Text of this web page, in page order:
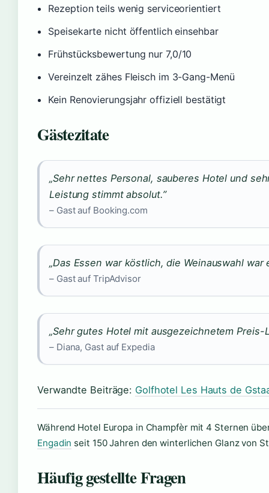
Rezeption teils wenig serviceorientiert
Speisekarte nicht öffentlich einsehbar
Frühstücksbewertung nur 7,0/10
Vereinzelt zähes Fleisch im 3-Gang-Menü
Kein Renovierungsjahr offiziell bestätigt
Gästezitate
„Sehr nettes Personal, sauberes Hotel und
Leistung stimmt absolut.”
– Gast auf Booking.com
„Das Essen war köstlich, die Weinauswahl war
– Gast auf TripAdvisor
„Sehr gutes Hotel mit ausgezeichnetem
– Diana, Gast auf Expedia
Verwandte Beiträge: Golfhotel Les Hauts de
Während Hotel Europa in Champfèr mit 4 Sternen
Engadin seit 150 Jahren den winterlichen Glanz von
Häufig gestellte Fragen